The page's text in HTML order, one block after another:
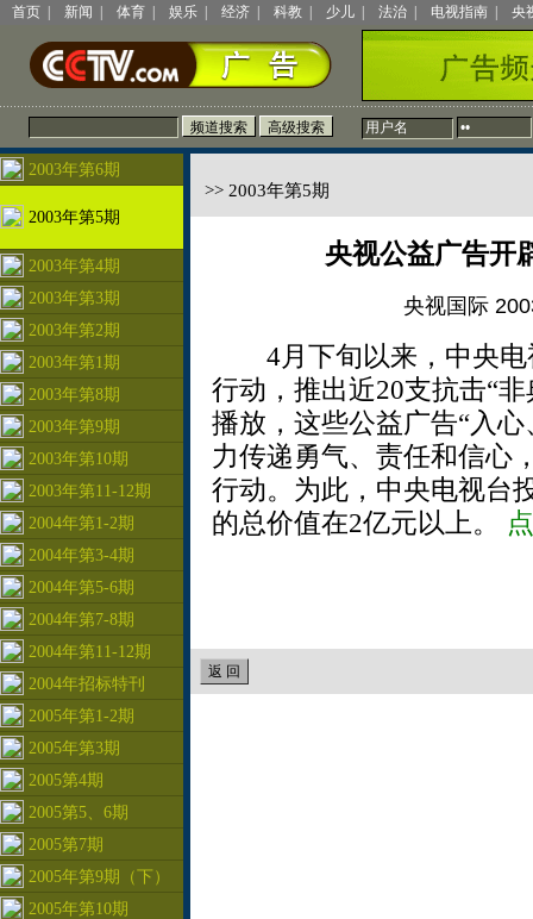
首页 新闻 体育 娱乐 经济 科教 少儿 法治 电视指南 央
2003年第6期
2003年第5期
2003年第4期
2003年第3期
2003年第2期
2003年第1期
2003年第8期
2003年第9期
2003年第10期
2003年第11-12期
2004年第1-2期
2004年第3-4期
2004年第5-6期
2004年第7-8期
2004年第11-12期
2004年招标特刊
2005年第1-2期
2005年第3期
2005第4期
2005第5、6期
2005第7期
2005年第9期（下）
2005年第10期
>> 2003年第5期
央视公益广告开
央视国际
4月下旬以来，中央电
行动，推出近20支抗击“
播放，这些公益广告“入
力传递勇气、责任和信心
行动。为此，中央电视台
的总价值在2亿元以上。